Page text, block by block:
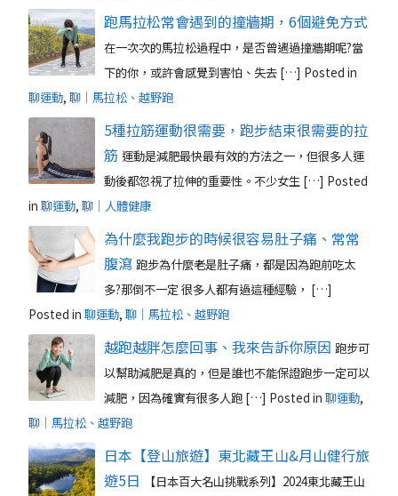
跑馬拉松常會遇到的撞牆期，6個避免方式
在一次次的馬拉松過程中，是否曾遇過撞牆期呢?當
下的你，或許會感覺到害怕、失去 […] Posted in
聊運動, 聊｜馬拉松、越野跑
5種拉筋運動很需要，跑步結束很需要的拉
筋 運動是減肥最快最有效的方法之一，但很多人運
動後都忽視了拉伸的重要性。不少女生 […] Posted
in 聊運動, 聊｜人體健康
為什麼我跑步的時候很容易肚子痛、常常
腹瀉 跑步為什麼老是肚子痛，都是因為跑前吃太
多?那倒不一定 很多人都有過這種經驗， […]
Posted in 聊運動, 聊｜馬拉松、越野跑
越跑越胖怎麼回事、我來告訴你原因 跑步可
以幫助減肥是真的，但是誰也不能保證跑步一定可以
減肥，因為確實有很多人跑 […] Posted in 聊運動,
聊｜馬拉松、越野跑
日本【登山旅遊】東北藏王山&月山健行旅
遊5日
【日本百大名山挑戰系列】2024東北藏王山